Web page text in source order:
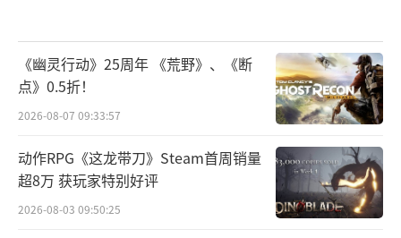
《幽灵行动》25周年 《荒野》、《断
点》0.5折！
2026-08-07 09:33:57
动作RPG《这龙带刀》Steam首周销量
超8万 获玩家特别好评
2026-08-03 09:50:25